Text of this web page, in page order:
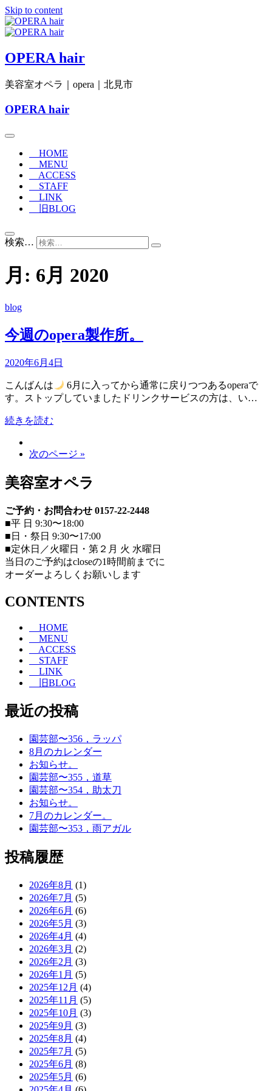
Skip to content
OPERA hair
美容室オペラ｜opera｜北見市
OPERA hair
HOME
MENU
ACCESS
STAFF
LINK
旧BLOG
検索…
月: 6月 2020
blog
今週のopera製作所。
2020年6月4日
こんばんは
6月に入ってから通常に戻りつつあるoperaで
す。ストップしていましたドリンクサービスの方は、い…
続きを読む
次のページ »
美容室オペラ
ご予約・お問合わせ 0157-22-2448
■平 日 9:30〜18:00
■日・祭日 9:30〜17:00
■定休日／火曜日・第２月 火 水曜日
当日のご予約はcloseの1時間前までに
オーダーよろしくお願いします
CONTENTS
HOME
MENU
ACCESS
STAFF
LINK
旧BLOG
最近の投稿
園芸部〜356，ラッパ
8月のカレンダー
お知らせ。
園芸部〜355，道草
園芸部〜354，助太刀
お知らせ。
7月のカレンダー。
園芸部〜353，雨アガル
投稿履歴
2026年8月 (1)
2026年7月 (5)
2026年6月 (6)
2026年5月 (3)
2026年4月 (4)
2026年3月 (2)
2026年2月 (3)
2026年1月 (5)
2025年12月 (4)
2025年11月 (5)
2025年10月 (3)
2025年9月 (3)
2025年8月 (4)
2025年7月 (5)
2025年6月 (8)
2025年5月 (6)